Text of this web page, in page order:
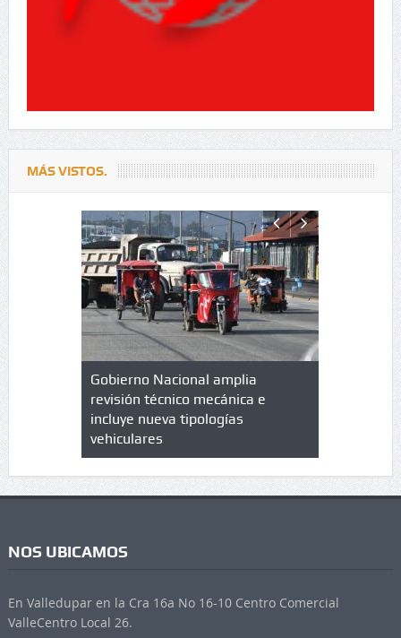
MÁS VISTOS.
en
Gobierno Nacional amplia
revisión técnico mecánica e
incluye nueva tipologías
vehiculares
Qué es
NOS UBICAMOS
En Valledupar en la Cra 16a No 16-10 Centro Comercial
ValleCentro Local 26.